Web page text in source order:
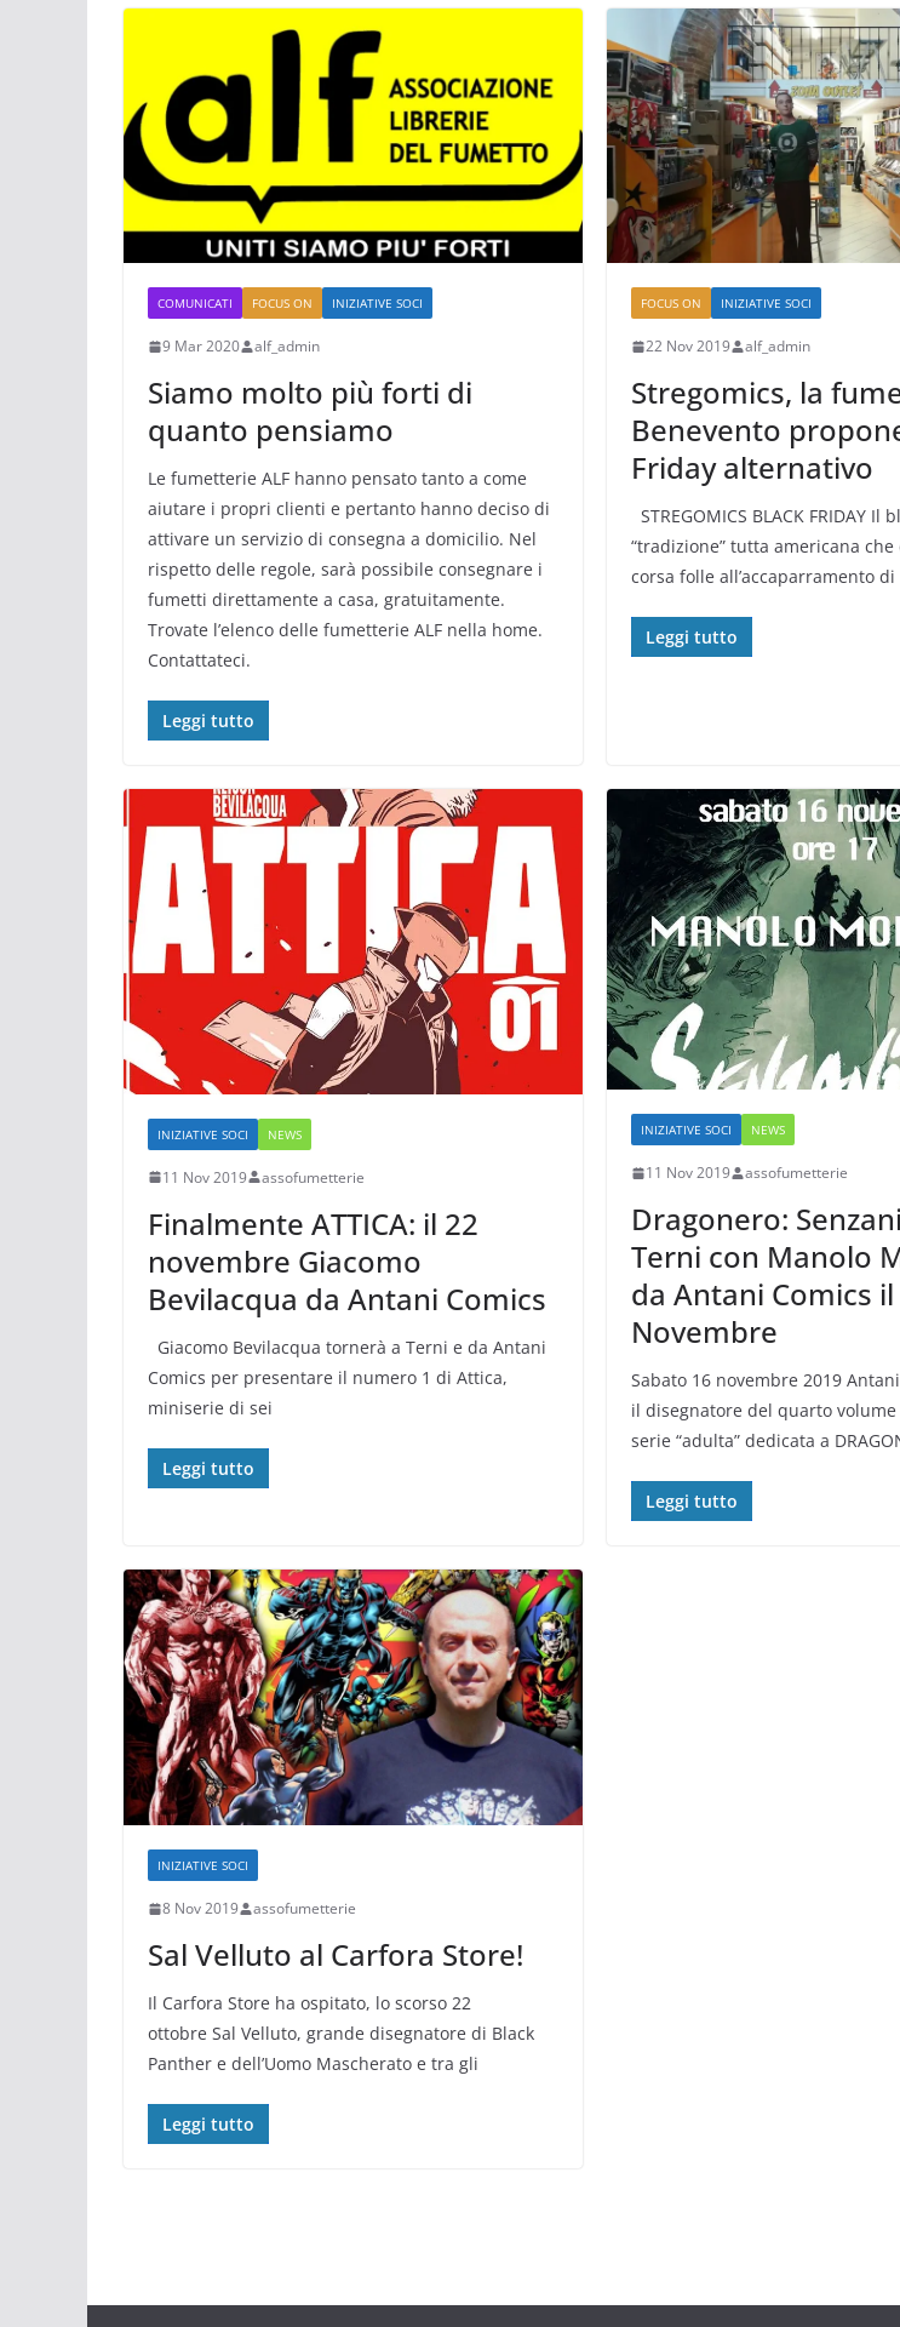
COMUNICATI FOCUS ON INIZIATIVE SOCI
9 Mar 2020 alf_admin
Siamo molto più forti di
quanto pensiamo
Le fumetterie ALF hanno pensato tanto a come
aiutare i propri clienti e pertanto hanno deciso di
attivare un servizio di consegna a domicilio. Nel
rispetto delle regole, sarà possibile consegnare i
fumetti direttamente a casa, gratuitamente.
Trovate l’elenco delle fumetterie ALF nella home.
Contattateci.
Leggi tutto
FOCUS ON INIZIATIVE SOCI
22 Nov 2019 alf_admin
Stregomics, la
Benevento
Friday alternativo
STREGOMICS BLACK FRIDAY Il
“tradizione” tutta americana
corsa folle all’accaparramento
Leggi tutto
INIZIATIVE SOCI NEWS
11 Nov 2019 assofumetterie
Finalmente ATTICA: il 22
novembre Giacomo
Bevilacqua da Antani Comics
Giacomo Bevilacqua tornerà a Terni e da Antani
Comics per presentare il numero 1 di Attica,
miniserie di sei
Leggi tutto
INIZIATIVE SOCI NEWS
11 Nov 2019 assofumetterie
Dragonero:
Terni con Manolo
da Antani Comics il
Novembre
Sabato 16 novembre 2019
il disegnatore del quarto volume
serie “adulta” dedicata a
Leggi tutto
INIZIATIVE SOCI
8 Nov 2019 assofumetterie
Sal Velluto al Carfora Store!
Il Carfora Store ha ospitato, lo scorso 22
ottobre Sal Velluto, grande disegnatore di Black
Panther e dell’Uomo Mascherato e tra gli
Leggi tutto